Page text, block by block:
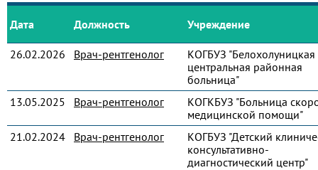
Дата Должность Учреждение
26.02.2026 Врач-рентгенолог
КОГБУЗ "Белохолуницкая
центральная районная
больница"
13.05.2025
Врач-рентгенолог
КОГКБУЗ "Больница
медицинской помощи"
21.02.2024
Врач-рентгенолог
КОГБУЗ "Детский
консультативно-
диагностический центр"